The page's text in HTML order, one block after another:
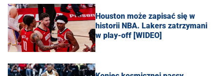
Houston może zapisać się w
historii NBA. Lakers zatrzymani
w play-off [WIDEO]